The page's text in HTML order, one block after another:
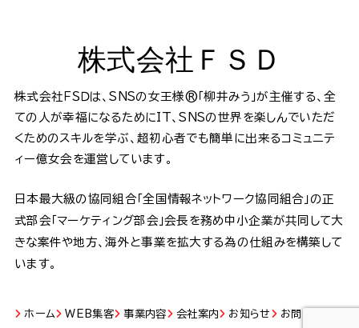
株式会社ＦＳＤ
株式会社ＦＳＤは、SNSの女王様®️「柳井みう」が主催する、全
ての人が幸福になるためにIT、SNSの世界を楽しんでいただ
くためのスキルを学ぶ、超初心者でも簡単に出来るコミュニテ
ィー億女会を運営しています。
日本最大級の協同組合「全国情報ネットワーク協同組合」の正
式部会「マーケティング部会」会長を務め中小企業が共同して大
きな案件や地方、海外と事業を拡大する為の仕組みを構築して
います。
ホーム WEB集客 事業内容 会社案内 お知らせ お問い合わせ